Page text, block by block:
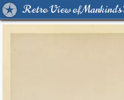
Retro View of